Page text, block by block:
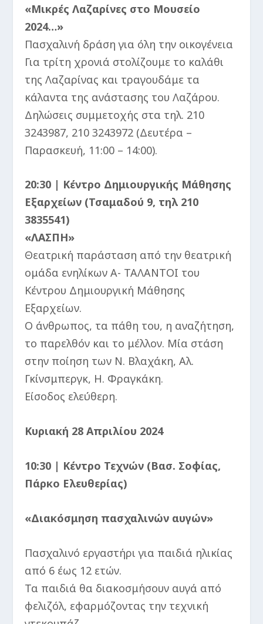
«Μικρές Λαζαρίνες στο Μουσείο
2024…»
Πασχαλινή δράση για όλη την οικογένεια
Για τρίτη χρονιά στολίζουμε το καλάθι
της Λαζαρίνας και τραγουδάμε τα
κάλαντα της ανάστασης του Λαζάρου.
Δηλώσεις συμμετοχής στα τηλ. 210
3243987, 210 3243972 (Δευτέρα –
Παρασκευή, 11:00 – 14:00).
20:30 | Κέντρο Δημιουργικής Μάθησης
Εξαρχείων (Τσαμαδού 9, τηλ 210
3835541)
«ΛΑΣΠΗ»
Θεατρική παράσταση από την θεατρική
ομάδα ενηλίκων Α- ΤΑΛΑΝΤΟΙ του
Κέντρου Δημιουργική Μάθησης
Εξαρχείων.
Ο άνθρωπος, τα πάθη του, η αναζήτηση,
το παρελθόν και το μέλλον. Μία στάση
στην ποίηση των Ν. Βλαχάκη, Αλ.
Γκίνσμπεργκ, Η. Φραγκάκη.
Είσοδος ελεύθερη.
Κυριακή 28 Απριλίου 2024
10:30 | Κέντρο Τεχνών (Βασ. Σοφίας,
Πάρκο Ελευθερίας)
«Διακόσμηση πασχαλινών αυγών»
Πασχαλινό εργαστήρι για παιδιά ηλικίας
από 6 έως 12 ετών.
Τα παιδιά θα διακοσμήσουν αυγά από
φελιζόλ, εφαρμόζοντας την τεχνική